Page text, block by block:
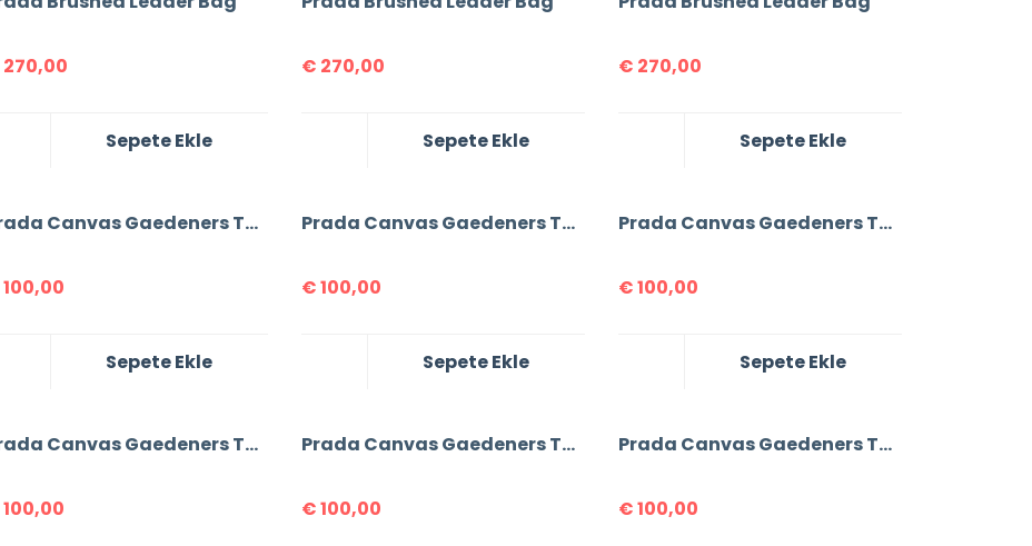
270,00
Sepete Ekle
€ 270,00
Sepete Ekle
€ 270,00
Sepete Ekle
Prada Canvas Gaedeners Tote Bag
100,00
Sepete Ekle
Prada Canvas Gaedeners Tote Bag
€100,00
Sepete Ekle
Prada Canvas Gaedeners Tote Bag
€100,00
Sepete Ekle
Prada Canvas Gaedeners Tote Bag
100,00
Prada Canvas Gaedeners Tote Bag
€100,00
Prada Canvas Gaedeners Tote Bag
€100,00